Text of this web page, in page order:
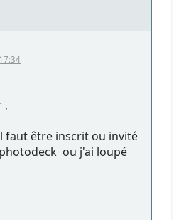
,
faut être inscrit ou invité
ou j'ai loupé